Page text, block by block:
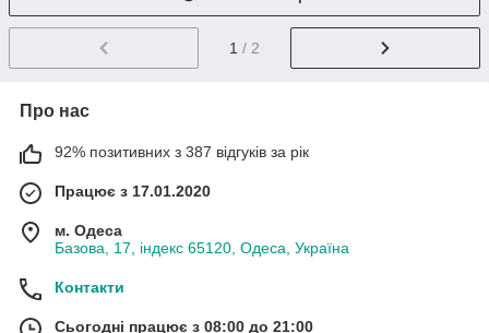
1 / 2
Про нас
92% позитивних з 387 відгуків за рік
Працює з 17.01.2020
м. Одеса
Базова, 17, індекс 65120, Одеса, Україна
Контакти
Сьогодні працює з 08:00 до 21:00